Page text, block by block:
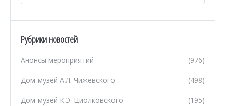
Рубрики новостей
(976)
Анонсы мероприятий
(498)
Дом-музей А.Л. Чижевского
(195)
Дом-музей К.Э. Циолковского